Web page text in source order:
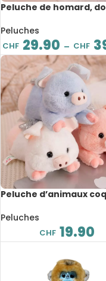
Peluche de homard,
Peluches
CHF 29.90 – CHF
Peluche d’animaux
agneau, 22 cm
Peluches
CHF 19.90